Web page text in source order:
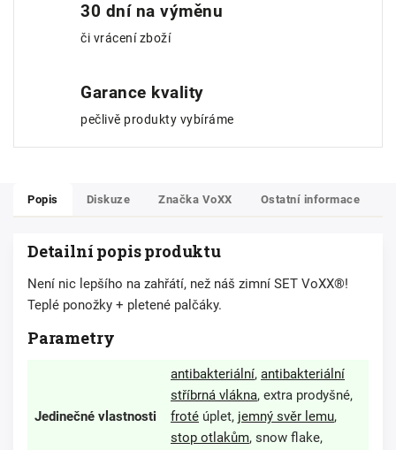
30 dní na výměnu
či vrácení zboží
Garance kvality
pečlivě produkty vybíráme
Popis Diskuze Značka VoXX Ostatní informace
Detailní popis produktu
Není nic lepšího na zahřátí, než náš zimní SET VoXX®!
Teplé ponožky + pletené palčáky.
Parametry
Jedinečné vlastnosti
antibakteriální, antibakteriální
stříbrná vlákna, extra prodyšné,
froté úplet, jemný svěr lemu,
stop otlakům, snow flake,